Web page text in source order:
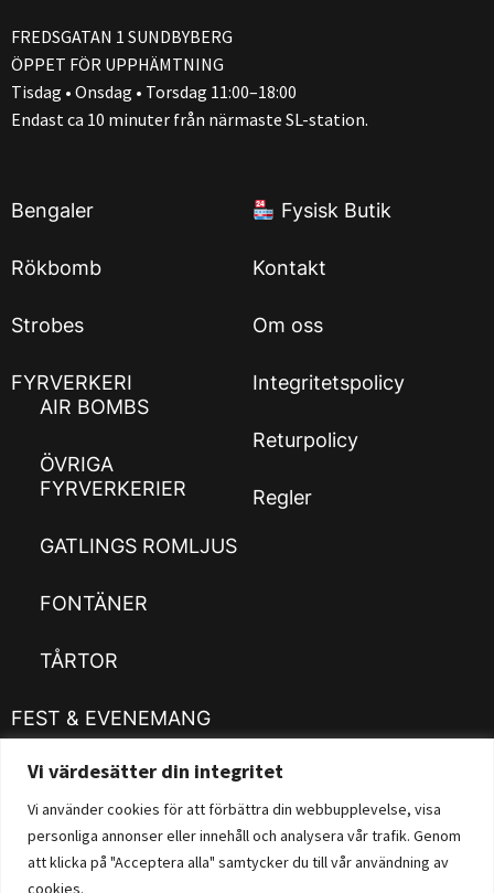
Vi värdesätter din integritet
Vi använder cookies för att förbättra din webbupplevelse, visa
personliga annonser eller innehåll och analysera vår trafik. Genom
att klicka på "Acceptera alla" samtycker du till vår användning av
cookies.
FREDSGATAN 1 SUNDBYBERG
ÖPPET FÖR UPPHÄMTNING
Tisdag • Onsdag • Torsdag 11:00–18:00
Endast ca 10 minuter från närmaste SL-station.
Bengaler
Rökbomb
Strobes
FYRVERKERI
AIR BOMBS
ÖVRIGA
FYRVERKERIER
GATLINGS ROMLJUS
FONTÄNER
TÅRTOR
FEST & EVENEMANG
Kläder
Customizer
Fysisk Butik
Fysisk Butik
Kontakt
Om oss
Integritetspolicy
Returpolicy
Regler